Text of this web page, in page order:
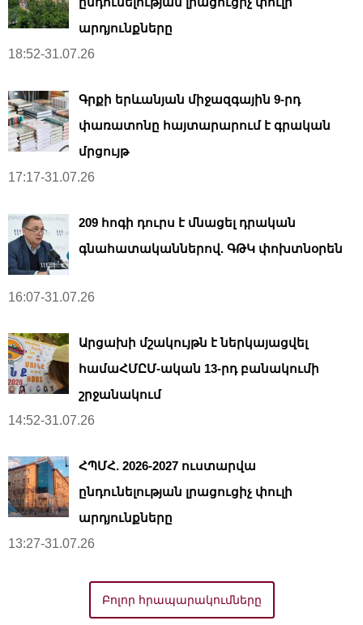
արդյունքները
18:52-31.07.26
Գրքի երևանյան միջազգային 9-րդ
փառատոնը հայտարարում է գրական
մրցույթ
17:17-31.07.26
209 հոգի դուրս է մնացել դրական
գնահատականներով. ԳԹԿ փոխտնօրեն
16:07-31.07.26
Արցախի մշակույթն է ներկայացվել
համաՀՄԸՄ-ական 13-րդ բանակումի
շրջանակում
14:52-31.07.26
ՀՊՄՀ. 2026-2027 ուստարվա
ընդունելության լրացուցիչ փուլի
արդյունքները
13:27-31.07.26
Բոլոր հրապարակումները